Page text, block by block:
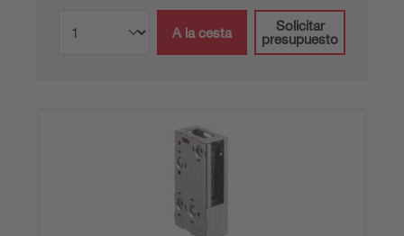
A la cesta
Solicitar
presupuesto